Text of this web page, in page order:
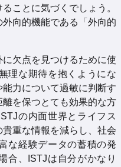
ことに気づくでしょう。
向的機能である「外向的
欠点を見つけるために使
理な期待を抱くようにな
力について過敏に判断す
を保つとても効果的な方
の内面世界とライフス
重な情報を減らし、社会
な経験データの蓄積の発
合、ISTJは自分がかなり